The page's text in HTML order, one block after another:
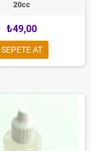
20cc
₺49,00
SEPETE AT